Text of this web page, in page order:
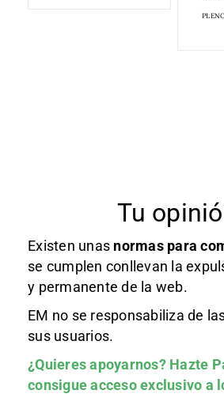
Tu
Existen unas normas para
se cumplen conllevan la
y permanente de la web.
EM no se responsabiliza de
sus usuarios.
¿Quieres apoyarnos? Hazte
consigue acceso exclusivo a